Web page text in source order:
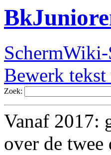
Bewerk tekst
Zoek:
Vanaf 2017:
over de twee